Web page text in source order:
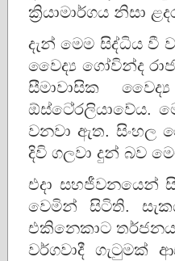
ක්‍රියාමාර්ගය නිසා
දැන් මෙම සිද්ධිය වී
වෛද්‍ය ගෝවින්ද
සීමාවාසික
ඕස්ටෙ‍්‍රලියාවේය.
වනවා ඇත. සිංහල
දිවි ගලවා දුන් බව
එදා සහජීවනයෙන්
වෙමින් සිටිති.
එකිනෙකාට
වර්ගවාදී ගැටුමක්